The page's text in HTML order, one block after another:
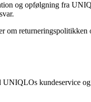
og opfølgning fra
om
kundeservice